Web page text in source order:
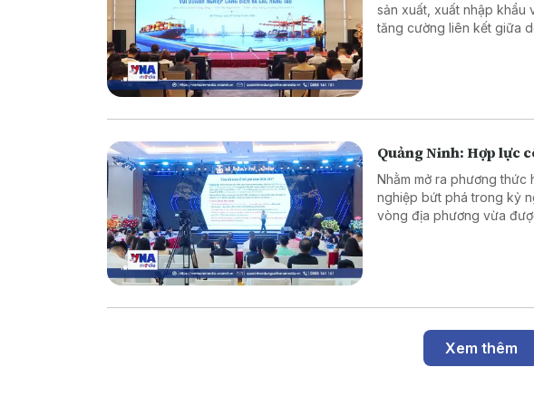
sản xuất, xuất nhập khẩu
tăng cường liên kết giữa
Quảng Ninh: Hợp lực
Nhằm mở ra phương
nghiệp bứt phá trong kỷ
vòng địa phương vừa
Xem thêm